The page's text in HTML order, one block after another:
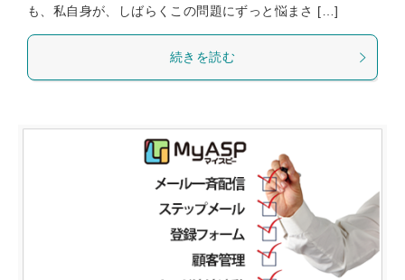
も、私自身が、しばらくこの問題にずっと悩まさ […]
続きを読む